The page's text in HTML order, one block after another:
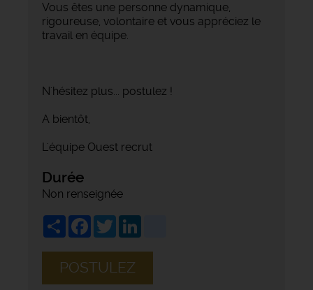
Vous êtes une personne dynamique,
rigoureuse, volontaire et vous appréciez le
travail en équipe.
N'hésitez plus... postulez !
A bientôt,
L'équipe Ouest recrut
Durée
Non renseignée
ShareFacebook
Twitter
POSTULEZ